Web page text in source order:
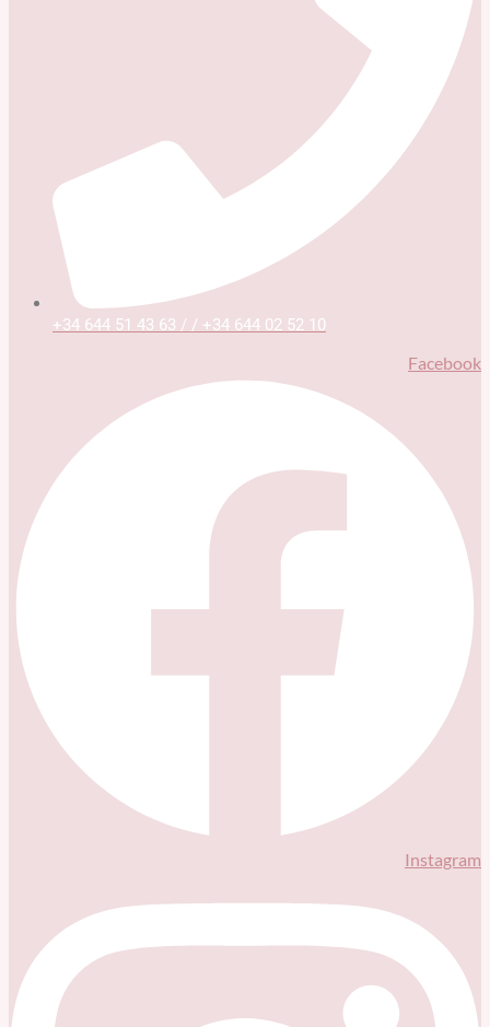
+34 644 51 43 63 / / +34 644 02 52 10
Facebook
Instagram